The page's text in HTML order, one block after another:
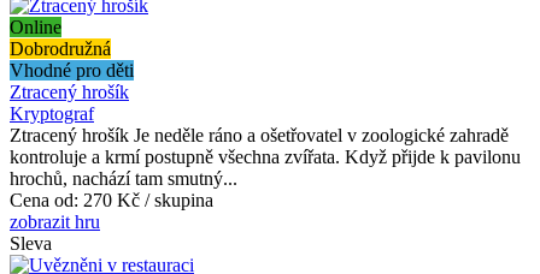
Online
Dobrodružná
Vhodné pro děti
Ztracený hrošík
Kryptograf
Ztracený hrošík Je neděle ráno a ošetřovatel v zoologické zahradě
kontroluje a krmí postupně všechna zvířata. Když přijde k pavilonu
hrochů, nachází tam smutný...
Cena od: 270 Kč / skupina
zobrazit hru
Sleva